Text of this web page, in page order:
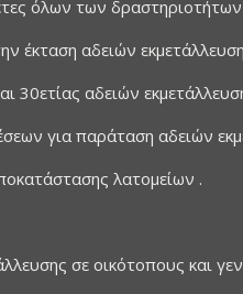
όλων των
έκταση αδειών
30ετίας αδειών
για παράταση αδειών
λατομείων .
σε οικότοπους και